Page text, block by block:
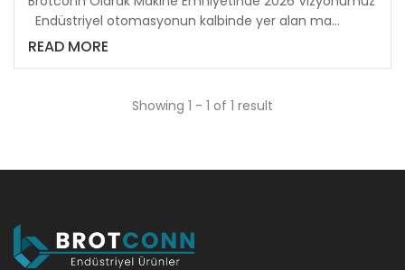
Endüstriyel otomasyonun kalbinde yer alan ma...
READ MORE
Showing 1 - 1 of 1 result